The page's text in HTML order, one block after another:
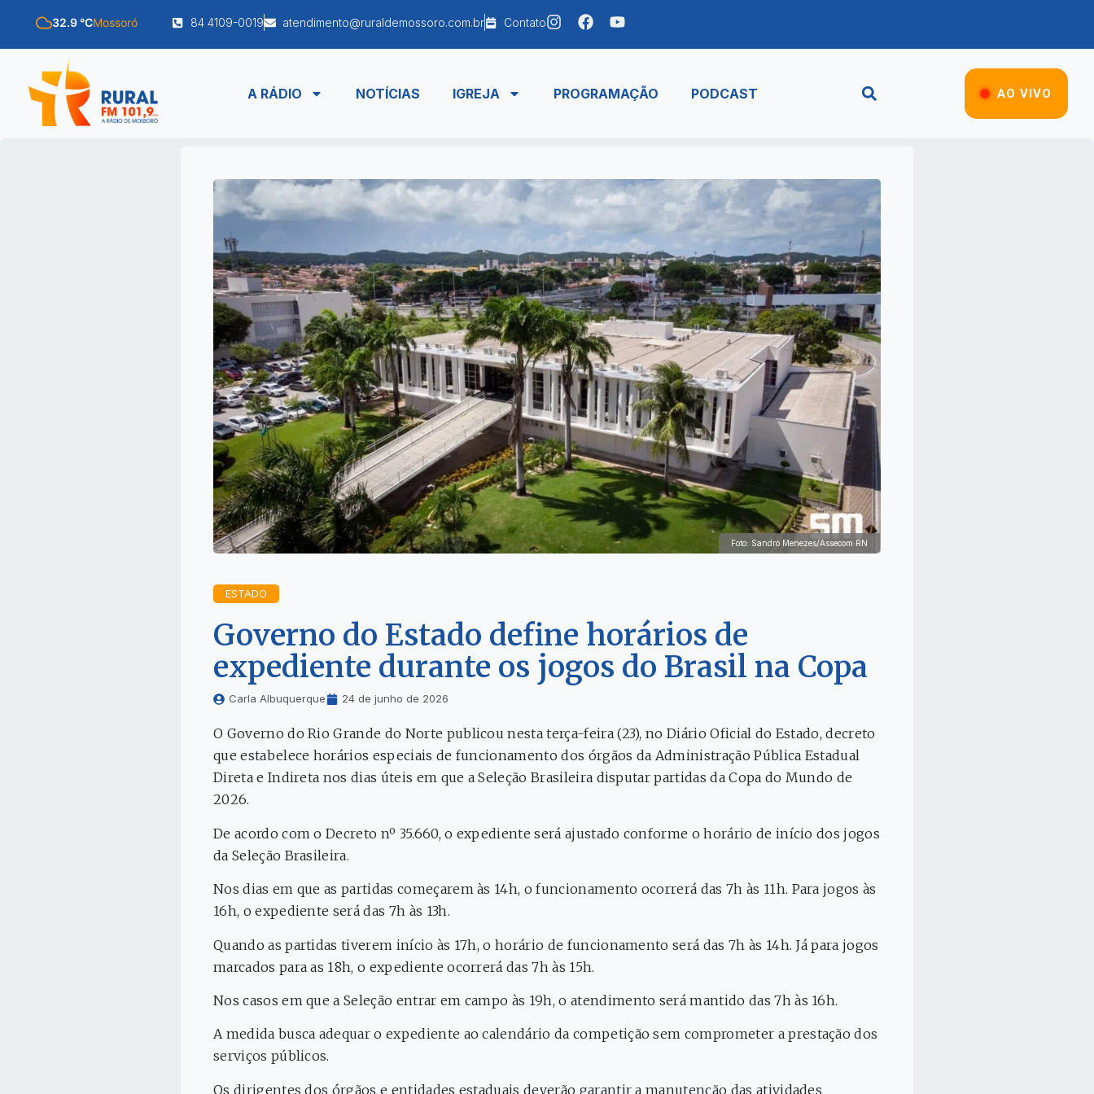
32.9 °CMossoró 84 4109-0019 atendimento@ruraldemossoro.com.br Contato
A RÁDIO NOTÍCIAS IGREJA PROGRAMAÇÃO PODCAST AO VIVO
Foto: Sandro Menezes/Assecom RN
ESTADO
Governo do Estado define horários de
expediente durante os jogos do Brasil na Copa
Carla Albuquerque 24 de junho de 2026
O Governo do Rio Grande do Norte publicou nesta terça-feira (23), no Diário Oficial do Estado, decreto
que estabelece horários especiais de funcionamento dos órgãos da Administração Pública Estadual
Direta e Indireta nos dias úteis em que a Seleção Brasileira disputar partidas da Copa do Mundo de
2026.
De acordo com o Decreto nº 35.660, o expediente será ajustado conforme o horário de início dos jogos
da Seleção Brasileira.
Nos dias em que as partidas começarem às 14h, o funcionamento ocorrerá das 7h às 11h. Para jogos às
16h, o expediente será das 7h às 13h.
Quando as partidas tiverem início às 17h, o horário de funcionamento será das 7h às 14h. Já para jogos
marcados para as 18h, o expediente ocorrerá das 7h às 15h.
Nos casos em que a Seleção entrar em campo às 19h, o atendimento será mantido das 7h às 16h.
A medida busca adequar o expediente ao calendário da competição sem comprometer a prestação dos
serviços públicos.
Os dirigentes dos órgãos e entidades estaduais deverão garantir a manutenção das atividades